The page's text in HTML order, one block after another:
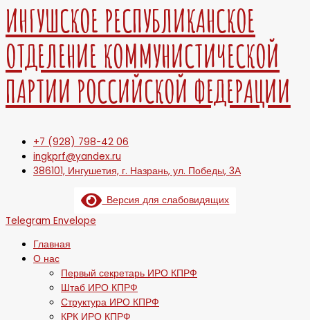
ИНГУШСКОЕ РЕСПУБЛИКАНСКОЕ
ОТДЕЛЕНИЕ КОММУНИСТИЧЕСКОЙ
ПАРТИИ РОССИЙСКОЙ ФЕДЕРАЦИИ
+7 (928) 798-42 06
ingkprf@yandex.ru
386101, Ингушетия, г. Назрань, ул. Победы, 3А
Версия для слабовидящих
Telegram Envelope
Главная
О нас
Первый секретарь ИРО КПРФ
Штаб ИРО КПРФ
Структура ИРО КПРФ
КРК ИРО КПРФ